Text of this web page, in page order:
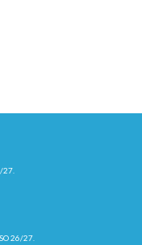
27.
26/27.